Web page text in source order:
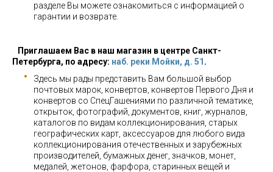
разделе Вы можете ознакомиться с информацией о
гарантии и возврате.
Приглашаем Вас в наш магазин в центре Санкт-
Петербурга, по адресу: наб. реки Мойки, д. 51 .
Здесь мы рады представить Вам большой выбор
почтовых марок, конвертов, конвертов Первого Дня и
конвертов со СпецГашениями по различной тематике,
открыток, фотографий, документов, книг, журналов,
каталогов по видам коллекционирования, старых
географических карт, аксессуаров для любого вида
коллекционирования отечественных и зарубежных
производителей, бумажных денег, значков, монет,
медалей, жетонов, фарфора, старинных вещей и